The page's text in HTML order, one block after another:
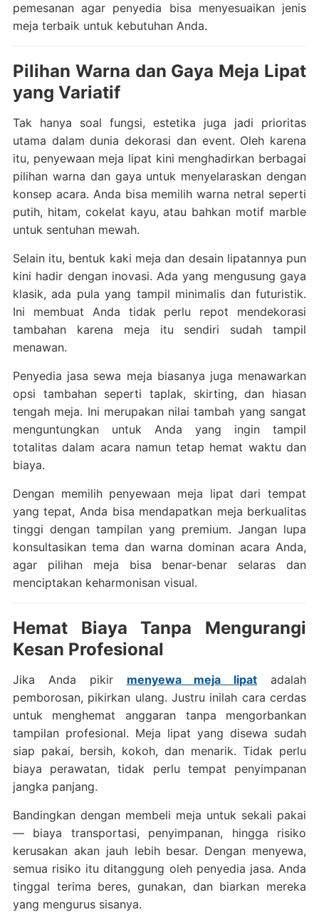
pemesanan agar penyedia bisa menyesuaikan jenis
meja terbaik untuk kebutuhan Anda.
Pilihan Warna dan Gaya Meja Lipat
yang Variatif
Tak hanya soal fungsi, estetika juga jadi prioritas
utama dalam dunia dekorasi dan event. Oleh karena
itu, penyewaan meja lipat kini menghadirkan berbagai
pilihan warna dan gaya untuk menyelaraskan dengan
konsep acara. Anda bisa memilih warna netral seperti
putih, hitam, cokelat kayu, atau bahkan motif marble
untuk sentuhan mewah.
Selain itu, bentuk kaki meja dan desain lipatannya pun
kini hadir dengan inovasi. Ada yang mengusung gaya
klasik, ada pula yang tampil minimalis dan futuristik.
Ini membuat Anda tidak perlu repot mendekorasi
tambahan karena meja itu sendiri sudah tampil
menawan.
Penyedia jasa sewa meja biasanya juga menawarkan
opsi tambahan seperti taplak, skirting, dan hiasan
tengah meja. Ini merupakan nilai tambah yang sangat
menguntungkan untuk Anda yang ingin tampil
totalitas dalam acara namun tetap hemat waktu dan
biaya.
Dengan memilih penyewaan meja lipat dari tempat
yang tepat, Anda bisa mendapatkan meja berkualitas
tinggi dengan tampilan yang premium. Jangan lupa
konsultasikan tema dan warna dominan acara Anda,
agar pilihan meja bisa benar-benar selaras dan
menciptakan keharmonisan visual.
Hemat Biaya Tanpa Mengurangi
Kesan Profesional
Jika Anda pikir menyewa meja lipat adalah
pemborosan, pikirkan ulang. Justru inilah cara cerdas
untuk menghemat anggaran tanpa mengorbankan
tampilan profesional. Meja lipat yang disewa sudah
siap pakai, bersih, kokoh, dan menarik. Tidak perlu
biaya perawatan, tidak perlu tempat penyimpanan
jangka panjang.
Bandingkan dengan membeli meja untuk sekali pakai
— biaya transportasi, penyimpanan, hingga risiko
kerusakan akan jauh lebih besar. Dengan menyewa,
semua risiko itu ditanggung oleh penyedia jasa. Anda
tinggal terima beres, gunakan, dan biarkan mereka
yang mengurus sisanya.